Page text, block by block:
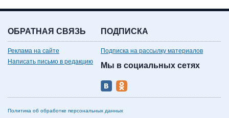
ОБРАТНАЯ СВЯЗЬ
Реклама на сайте
Написать письмо в редакцию
ПОДПИСКА
Подписка на рассылку материалов
Мы в социальных сетях
Политика об обработке персональных данных